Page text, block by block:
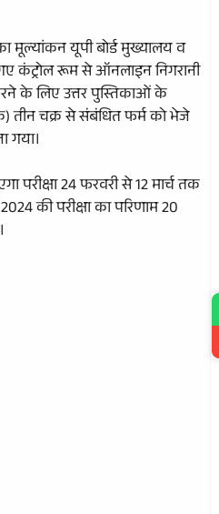
मूल्यांकन यूपी बोर्ड मुख्यालय व
कंट्रोल रूम से ऑनलाइन निगरानी
के लिए उत्तर पुस्तिकाओं के
तीन चक्र से संबंधित फर्म को भेजे
गया।
परीक्षा 24 फरवरी से 12 मार्च तक
की परीक्षा का परिणाम 20